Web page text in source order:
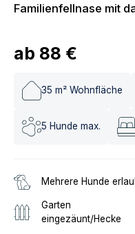
Familienfellnase mit
ab 88 €
35 m² Wohnfläche
5 Hunde max.
Mehrere Hunde
Garten
eingezäunt/Hecke